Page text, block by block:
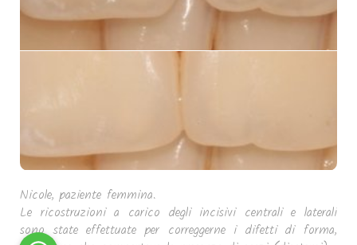
Nicole, paziente femmina.
Le ricostruzioni a carico degli incisivi centrali e laterali
sono state effettuate per correggerne i difetti di forma,